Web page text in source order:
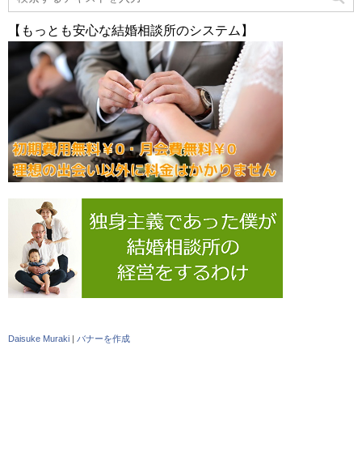
【もっとも安心な結婚相談所のシステム】
Daisuke Muraki | バナーを作成